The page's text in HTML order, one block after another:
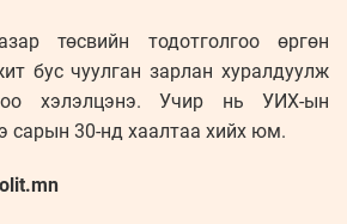
төсвийн тодотголгоо өргөн
бус чуулган зарлан хуралдуулж
хэлэлцэнэ. Учир нь УИХ-ын
сарын 30-нд хаалтаа хийх юм.